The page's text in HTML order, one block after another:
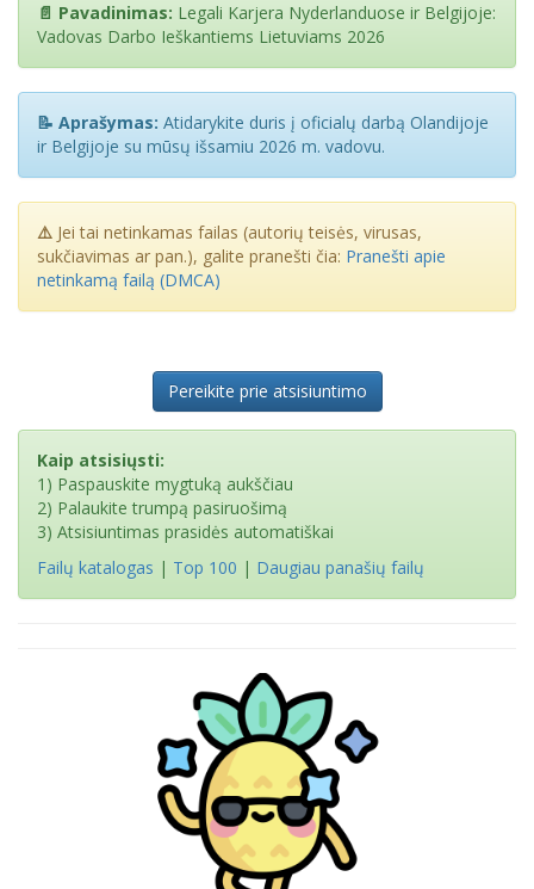
📄 Pavadinimas: Legali Karjera Nyderlanduose ir Belgijoje:
Vadovas Darbo Ieškantiems Lietuviams 2026
📝 Aprašymas: Atidarykite duris į oficialų darbą Olandijoje
ir Belgijoje su mūsų išsamiu 2026 m. vadovu.
⚠️ Jei tai netinkamas failas (autorių teisės, virusas,
sukčiavimas ar pan.), galite pranešti čia: Pranešti apie
netinkamą failą (DMCA)
Pereikite prie atsisiuntimo
Kaip atsisiųsti:
1) Paspauskite mygtuką aukščiau
2) Palaukite trumpą pasiruošimą
3) Atsisiuntimas prasidės automatiškai
Failų katalogas | Top 100 | Daugiau panašių failų